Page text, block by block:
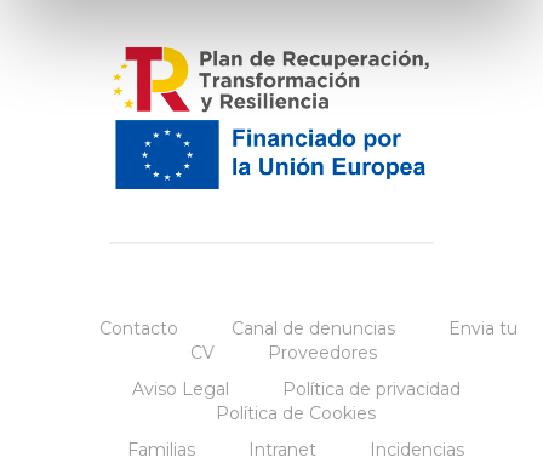
Contacto Canal de denuncias
Envia tu
CV
Proveedores
Aviso Legal
Política de privacidad
Política de Cookies
Familias
Intranet
Incidencias